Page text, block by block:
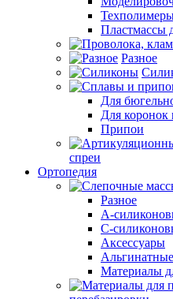
Пластмассы
Разное
Для
Для коронок
Припои
спреи
Ортопедия
Разное
А-
С-
Аксессуары
Материалы